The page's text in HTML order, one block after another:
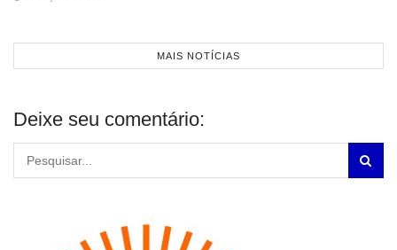
MAIS NOTÍCIAS
Deixe seu comentário: